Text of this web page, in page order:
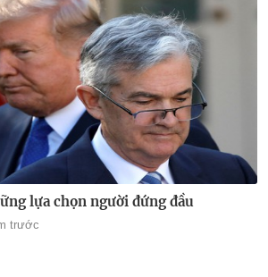
lựa chọn người đứng đầu
trước